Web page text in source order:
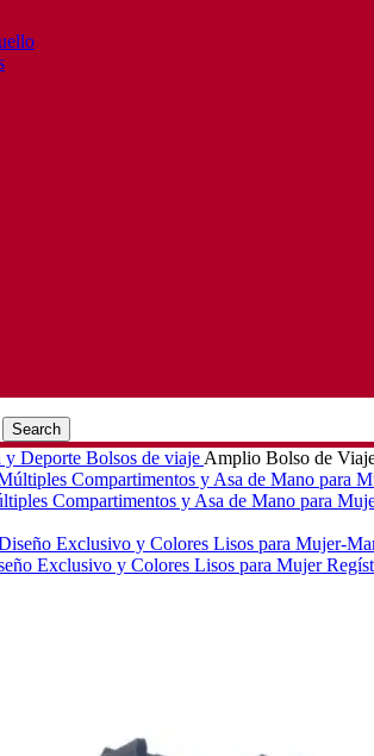
Search
y Deporte Bolsos de viaje Amplio Bolso de
Compartimentos y Asa de Mano para
Exclusivo y Colores Lisos para Mujer